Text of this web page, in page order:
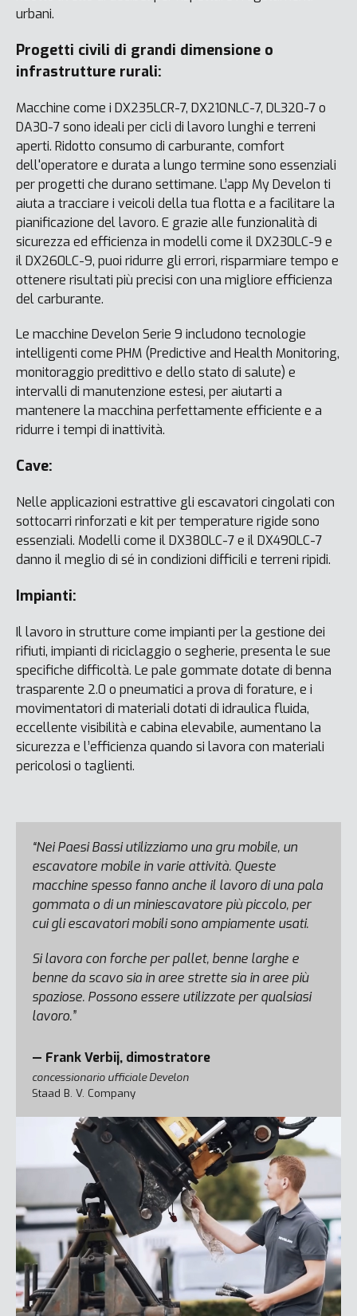
urbani.
Progetti civili di grandi dimensione o
infrastrutture rurali:
Macchine come i DX235LCR-7, DX210NLC-7, DL320-7 o
DA30-7 sono ideali per cicli di lavoro lunghi e terreni
aperti. Ridotto consumo di carburante, comfort
dell'operatore e durata a lungo termine sono essenziali
per progetti che durano settimane. L’app My Develon ti
aiuta a tracciare i veicoli della tua flotta e a facilitare la
pianificazione del lavoro. E grazie alle funzionalità di
sicurezza ed efficienza in modelli come il DX230LC-9 e
il DX260LC-9, puoi ridurre gli errori, risparmiare tempo e
ottenere risultati più precisi con una migliore efficienza
del carburante.
Le macchine Develon Serie 9 includono tecnologie
intelligenti come PHM (Predictive and Health Monitoring,
monitoraggio predittivo e dello stato di salute) e
intervalli di manutenzione estesi, per aiutarti a
mantenere la macchina perfettamente efficiente e a
ridurre i tempi di inattività.
Cave:
Nelle applicazioni estrattive gli escavatori cingolati con
sottocarri rinforzati e kit per temperature rigide sono
essenziali. Modelli come il DX380LC-7 e il DX490LC-7
danno il meglio di sé in condizioni difficili e terreni ripidi.
Impianti:
Il lavoro in strutture come impianti per la gestione dei
rifiuti, impianti di riciclaggio o segherie, presenta le sue
specifiche difficoltà. Le pale gommate dotate di benna
trasparente 2.0 o pneumatici a prova di forature, e i
movimentatori di materiali dotati di idraulica fluida,
eccellente visibilità e cabina elevabile, aumentano la
sicurezza e l’efficienza quando si lavora con materiali
pericolosi o taglienti.
“Nei Paesi Bassi utilizziamo una gru mobile, un
escavatore mobile in varie attività. Queste
macchine spesso fanno anche il lavoro di una pala
gommata o di un miniescavatore più piccolo, per
cui gli escavatori mobili sono ampiamente usati.
Si lavora con forche per pallet, benne larghe e
benne da scavo sia in aree strette sia in aree più
spaziose. Possono essere utilizzate per qualsiasi
lavoro.”
— Frank Verbij, dimostratore
concessionario ufficiale Develon
Staad B. V. Company